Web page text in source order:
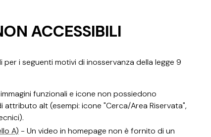
ACCESSIBILI
i seguenti motivi di inosservanza della legge 9
funzionali e icone non possiedono
alt (esempi: icone "Cerca/Area Riservata",
A) - Un video in homepage non è fornito di un